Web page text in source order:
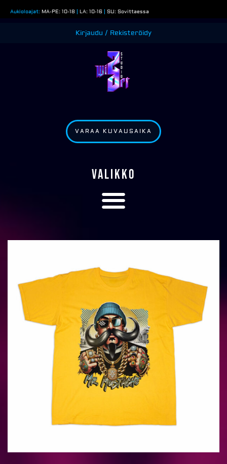
sisältöön
Aukioloajat: MA-PE: 10-18 | LA: 10-16 | SU: Sovittaessa
Kirjaudu / Rekisteröidy
VARAA KUVAUSAIKA
VALIKKO